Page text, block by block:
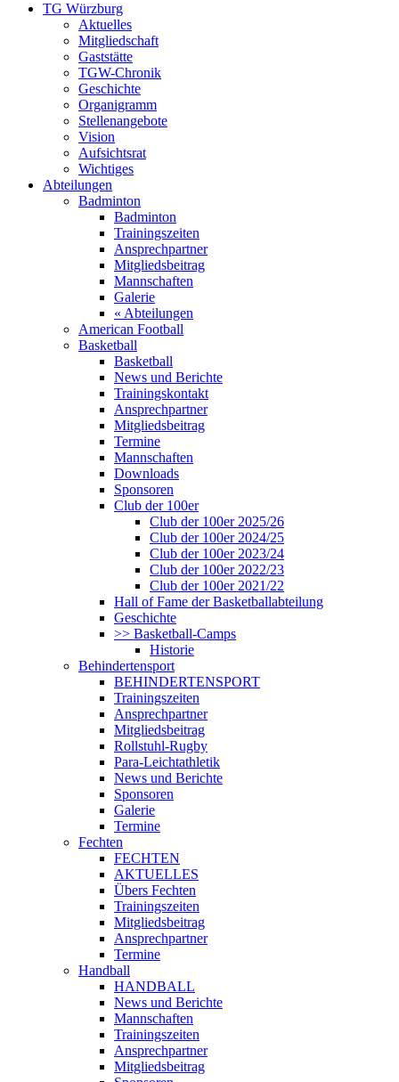
TG Würzburg
Aktuelles
Mitgliedschaft
Gaststätte
TGW-Chronik
Geschichte
Organigramm
Stellenangebote
Vision
Aufsichtsrat
Wichtiges
Abteilungen
Badminton
Badminton
Trainingszeiten
Ansprechpartner
Mitgliedsbeitrag
Mannschaften
Galerie
« Abteilungen
American Football
Basketball
Basketball
News und Berichte
Trainingskontakt
Ansprechpartner
Mitgliedsbeitrag
Termine
Mannschaften
Downloads
Sponsoren
Club der 100er
Club der 100er 2025/26
Club der 100er 2024/25
Club der 100er 2023/24
Club der 100er 2022/23
Club der 100er 2021/22
Hall of Fame der Basketballabteilung
Geschichte
>> Basketball-Camps
Historie
Behindertensport
BEHINDERTENSPORT
Trainingszeiten
Ansprechpartner
Mitgliedsbeitrag
Rollstuhl-Rugby
Para-Leichtathletik
News und Berichte
Sponsoren
Galerie
Termine
Fechten
FECHTEN
AKTUELLES
Übers Fechten
Trainingszeiten
Mitgliedsbeitrag
Ansprechpartner
Termine
Handball
HANDBALL
News und Berichte
Mannschaften
Trainingszeiten
Ansprechpartner
Mitgliedsbeitrag